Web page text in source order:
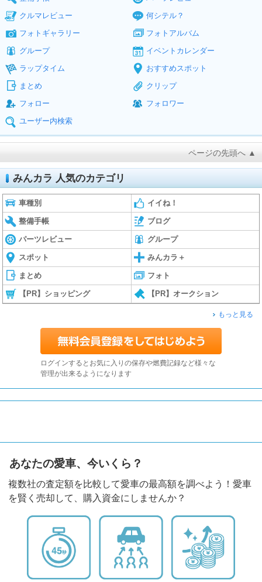
クルマレビュー
何シテル？
フォトギャラリー
フォトアルバム
グループ
イベントカレンダー
ラップタイム
おすすめスポット
まとめ
クリップ
フォロー
フォロワー
ユーザー内検索
ページの先頭へ ▲
みんカラ 人気のカテゴリ
車種別 イイね！
整備手帳 ブログ
パーツレビュー グループ
スポット みんカラ＋
まとめ フォト
【PR】ショッピング 【PR】オークション
もっと見る
ログインするとお気に入りの保存や燃費記録など様々な
管理が出来るようになります
あなたの愛車、今いくら？
複数社の査定額を比較して愛車の最高額を調べよう！愛車
を賢く売却して、購入資金にしませんか？